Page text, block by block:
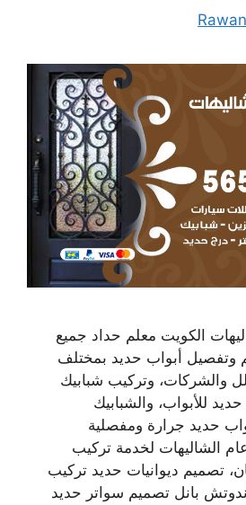
Rawan
الكويت معلم حداد جميع
وتفصيل أبواب حديد بمختلف
والشركات، وتركيب شبابيك
للأبواب، والشبابيك
حديد جرارة ومفصلية
الشاليهات لخدمة تركيب
تصميم ديوانيات حديد تركيب
بانل تصميم سواتر حديد